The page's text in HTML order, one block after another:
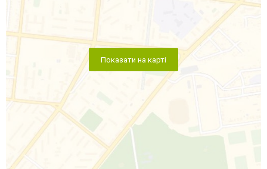
Показати на карті